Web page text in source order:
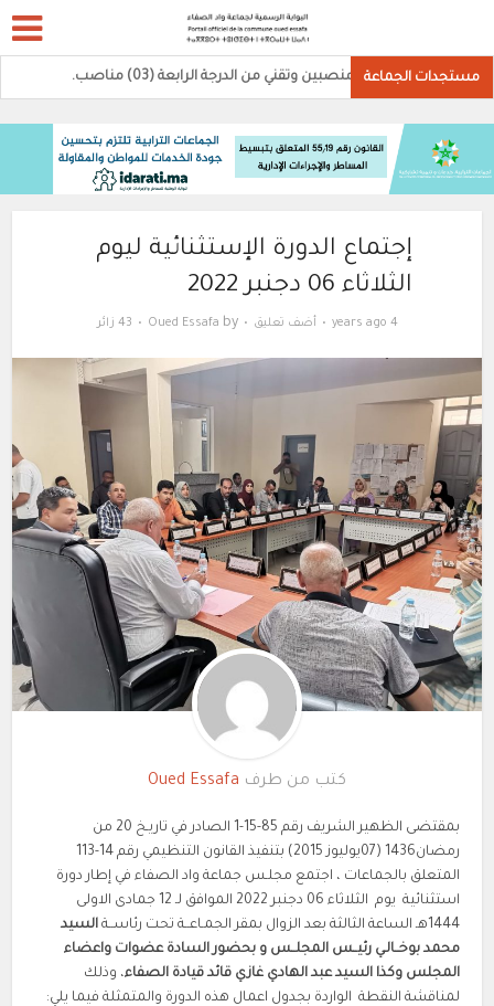
مستجدات الجماعة
وتقني من الدرجة الرابعة (03) مناصب.
إجتماع الدورة الإستثنائية ليوم
الثلاثاء 06 دجنبر 2022
4 years ago أضف تعليق by
Oued Essafa 43 زائر
كتب من طرف Oued Essafa
بمقتضى الظهير الشريف رقم 85-15-1 الصادر في تاريـخ 20 من
رمضان1436 (07يوليوز 2015) بتنفيذ القانون التنظيمي رقم 14-113
المتعلق بالجماعات ، اجتمع مجلـس جماعة واد الصفاء في إطار دورة
استثنائية يوم الثلاثاء 06 دجنبر 2022 الموافق لـ 12 جمادى الاولى
1444هـ الساعة الثالثة بعد الزوال بمقر الجمـاعــة تحت رئاســة
السيد
محمد بوخــالـي رئيــس المجلــس و بحضور السادة عضوات واعضاء
المجلس وكذا السيد عبد الهادي غازي قائد قيادة الصفاء، وذلك
لمناقشة النقطة الواردة بجدول اعمال هذه الدورة والمتمثلة فيما يلي: